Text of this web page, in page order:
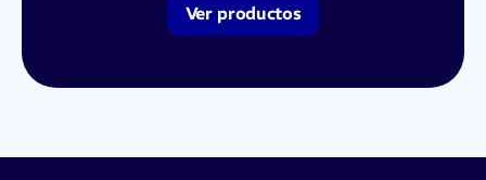
Ver productos